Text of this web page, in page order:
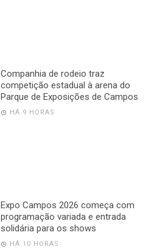
Companhia de rodeio traz
competição estadual à arena do
Parque de Exposições de Campos
HÁ 9 HORAS
Expo Campos 2026 começa com
programação variada e entrada
solidária para os shows
HÁ 10 HORAS